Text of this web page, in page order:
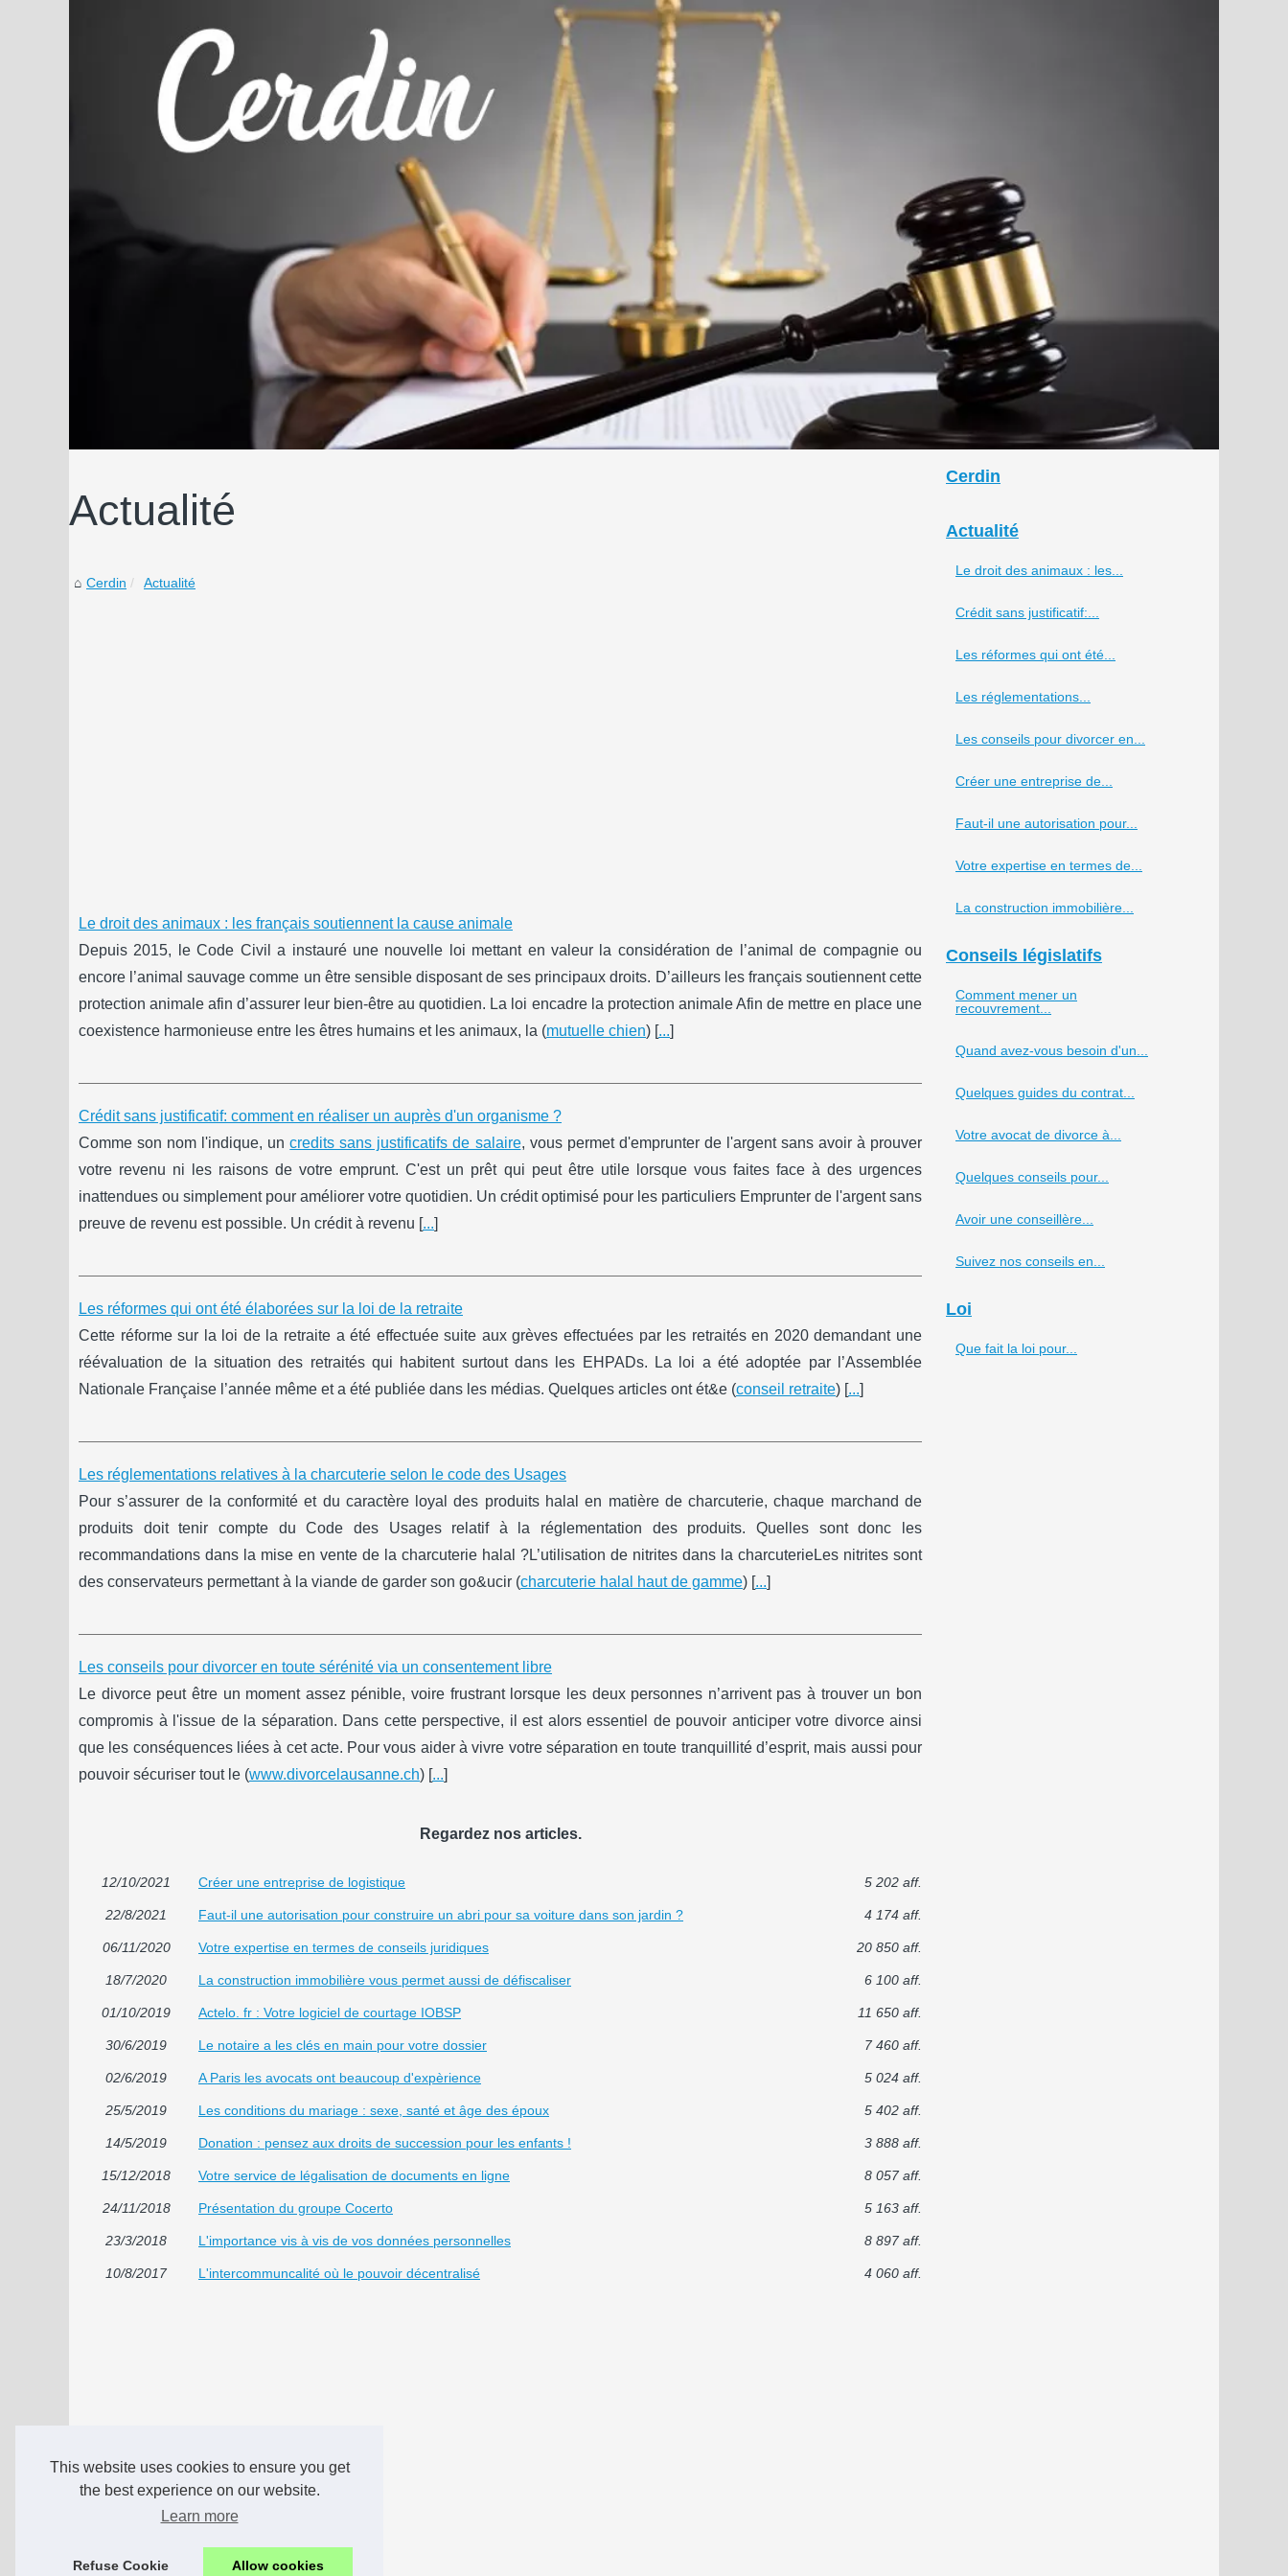
This website uses cookies to ensure you get
the best experience on our website.
Learn more
Refuse Cookie Allow cookies
Actualité
Cerdin Actualité
Le droit des animaux : les français soutiennent la cause animale
Depuis 2015, le Code Civil a instauré une nouvelle loi mettant en valeur la considération de l’animal de compagnie ou
encore l’animal sauvage comme un être sensible disposant de ses principaux droits. D’ailleurs les français soutiennent cette
protection animale afin d’assurer leur bien-être au quotidien. La loi encadre la protection animale Afin de mettre en place une
coexistence harmonieuse entre les êtres humains et les animaux, la (mutuelle chien) [...]
Crédit sans justificatif: comment en réaliser un auprès d'un organisme ?
Comme son nom l'indique, uncredits sans justificatifs de salaire, vous permet d'emprunter de l'argent sans avoir à prouver
votre revenu ni les raisons de votre emprunt. C'est un prêt qui peut être utile lorsque vous faites face à des urgences
inattendues ou simplement pour améliorer votre quotidien. Un crédit optimisé pour les particuliers Emprunter de l'argent sans
preuve de revenu est possible. Un crédit à revenu [...]
Les réformes qui ont été élaborées sur la loi de la retraite
Cette réforme sur la loi de la retraite a été effectuée suite aux grèves effectuées par les retraités en 2020 demandant une
réévaluation de la situation des retraités qui habitent surtout dans les EHPADs. La loi a été adoptée par l’Assemblée
Nationale Française l’année même et a été publiée dans les médias. Quelques articles ont ét&e (conseil retraite) [...]
Les réglementations relatives à la charcuterie selon le code des Usages
Pour s’assurer de la conformité et du caractère loyal des produits halal en matière de charcuterie, chaque marchand de
produits doit tenir compte du Code des Usages relatif à la réglementation des produits. Quelles sont donc les
recommandations dans la mise en vente de la charcuterie halal ?L’utilisation de nitrites dans la charcuterieLes nitrites sont
des conservateurs permettant à la viande de garder son go&ucir (charcuterie halal haut de gamme) [...]
Les conseils pour divorcer en toute sérénité via un consentement libre
Le divorce peut être un moment assez pénible, voire frustrant lorsque les deux personnes n’arrivent pas à trouver un bon
compromis à l'issue de la séparation. Dans cette perspective, il est alors essentiel de pouvoir anticiper votre divorce ainsi
que les conséquences liées à cet acte. Pour vous aider à vivre votre séparation en toute tranquillité d’esprit, mais aussi pour
pouvoir sécuriser tout le (www.divorcelausanne.ch) [...]
Regardez nos articles.
12/10/2021 Créer une entreprise de logistique 5 202 aff.
22/8/2021 Faut-il une autorisation pour construire un abri pour sa voiture dans son jardin ? 4 174 aff.
06/11/2020 Votre expertise en termes de conseils juridiques 20 850 aff.
18/7/2020 La construction immobilière vous permet aussi de défiscaliser 6 100 aff.
01/10/2019 Actelo. fr : Votre logiciel de courtage IOBSP 11 650 aff.
30/6/2019 Le notaire a les clés en main pour votre dossier 7 460 aff.
02/6/2019 A Paris les avocats ont beaucoup d'expèrience 5 024 aff.
25/5/2019 Les conditions du mariage : sexe, santé et âge des époux 5 402 aff.
14/5/2019 Donation : pensez aux droits de succession pour les enfants ! 3 888 aff.
15/12/2018 Votre service de légalisation de documents en ligne 8 057 aff.
24/11/2018 Présentation du groupe Cocerto 5 163 aff.
23/3/2018 L'importance vis à vis de vos données personnelles 8 897 aff.
10/8/2017 L'intercommuncalité où le pouvoir décentralisé 4 060 aff.
Cerdin
Actualité
Le droit des animaux : les...
Crédit sans justificatif:...
Les réformes qui ont été...
Les réglementations...
Les conseils pour divorcer en...
Créer une entreprise de...
Faut-il une autorisation pour...
Votre expertise en termes de...
La construction immobilière...
Conseils législatifs
Comment mener un
recouvrement...
Quand avez-vous besoin d'un...
Quelques guides du contrat...
Votre avocat de divorce à...
Quelques conseils pour...
Avoir une conseillère...
Suivez nos conseils en...
Loi
Que fait la loi pour...